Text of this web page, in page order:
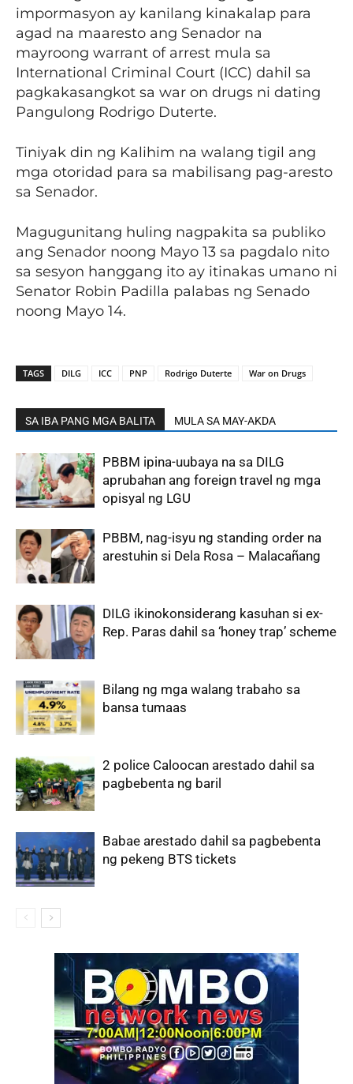
impormasyon ay kanilang kinakalap para
agad na maaresto ang Senador na
mayroong warrant of arrest mula sa
International Criminal Court (ICC) dahil sa
pagkakasangkot sa war on drugs ni dating
Pangulong Rodrigo Duterte.
Tiniyak din ng Kalihim na walang tigil ang
mga otoridad para sa mabilisang pag-aresto
sa Senador.
Magugunitang huling nagpakita sa publiko
ang Senador noong Mayo 13 sa pagdalo nito
sa sesyon hanggang ito ay itinakas umano ni
Senator Robin Padilla palabas ng Senado
noong Mayo 14.
TAGS DILG ICC PNP Rodrigo Duterte War on Drugs
SA IBA PANG MGA BALITA MULA SA MAY-AKDA
PBBM ipina-uubaya na sa DILG
aprubahan ang foreign travel ng mga
opisyal ng LGU
PBBM, nag-isyu ng standing order na
arestuhin si Dela Rosa – Malacañang
DILG ikinokonsiderang kasuhan si ex-
Rep. Paras dahil sa ‘honey trap’ scheme
Bilang ng mga walang trabaho sa
bansa tumaas
2 police Caloocan arestado dahil sa
pagbebenta ng baril
Babae arestado dahil sa pagbebenta
ng pekeng BTS tickets